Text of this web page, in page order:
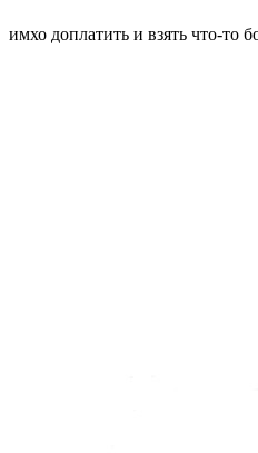
имхо доплатить и взять что-то